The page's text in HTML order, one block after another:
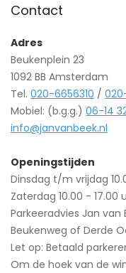
Contact
Adres
Beukenplein 23
1092 BB Amsterdam
Tel. 020-6656310 /
Mobiel: (b.g.g.) 06-14
info@janvanbeek.nl
Openingstijden
Dinsdag t/m vrijdag
Zaterdag 10.00 - 17.00
Parkeeradvies Jan van
Beukenweg of Derde
Let op: Betaald
Om de hoek van de